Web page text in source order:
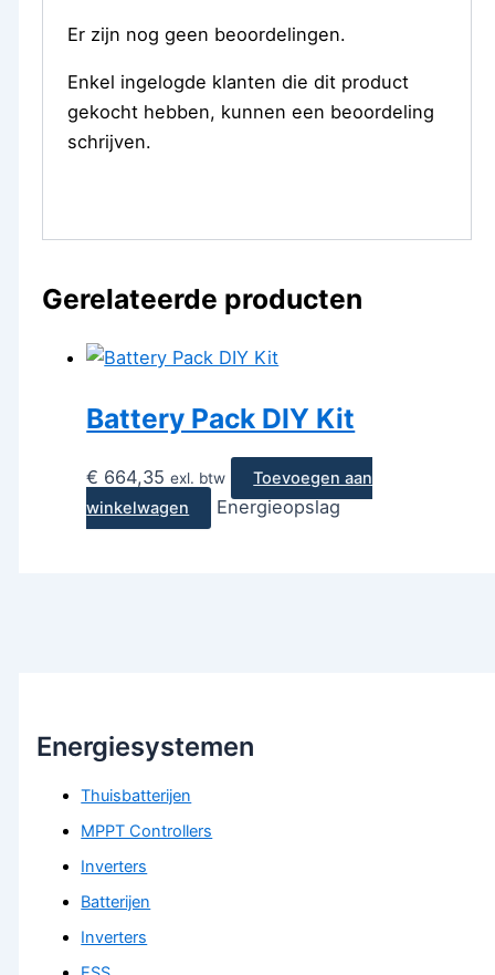
Energiesystemen
Thuisbatterijen
MPPT Controllers
Inverters
Batterijen
Inverters
Er zijn nog geen beoordelingen.
Enkel ingelogde klanten die dit product
gekocht hebben, kunnen een beoordeling
schrijven.
Gerelateerde producten
Battery Pack DIY Kit
€ 664,35 exl. btw
Toevoegen aan
winkelwagen
Energieopslag